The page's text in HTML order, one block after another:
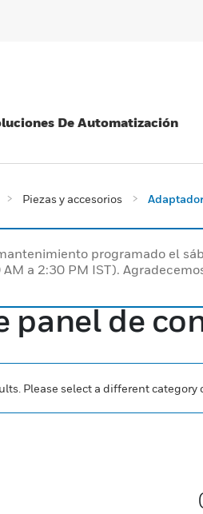
De Automatización
Piezas y accesorios
programado el
AM a 2:30 PM IST).
panel de
Please select a different